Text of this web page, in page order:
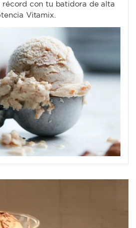
récord con tu batidora de alta
Vitamix.